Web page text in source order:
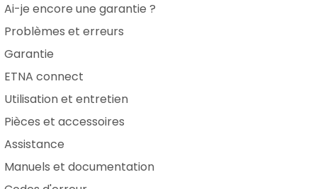
Ai-je encore une garantie ?
Problèmes et erreurs
Garantie
ETNA connect
Utilisation et entretien
Pièces et accessoires
Assistance
Manuels et documentation